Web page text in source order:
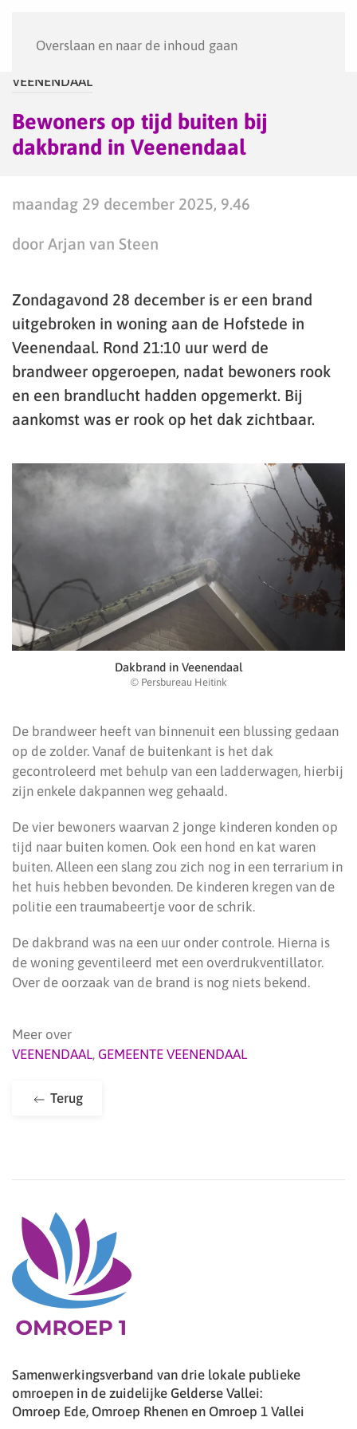
Overslaan en naar de inhoud gaan
VEENENDAAL
Bewoners op tijd buiten bij
dakbrand in Veenendaal
maandag 29 december 2025, 9.46
door Arjan van Steen
Zondagavond 28 december is er een brand
uitgebroken in woning aan de Hofstede in
Veenendaal. Rond 21:10 uur werd de
brandweer opgeroepen, nadat bewoners rook
en een brandlucht hadden opgemerkt. Bij
aankomst was er rook op het dak zichtbaar.
Dakbrand in Veenendaal
© Persbureau Heitink
De brandweer heeft van binnenuit een blussing gedaan
op de zolder. Vanaf de buitenkant is het dak
gecontroleerd met behulp van een ladderwagen, hierbij
zijn enkele dakpannen weg gehaald.
De vier bewoners waarvan 2 jonge kinderen konden op
tijd naar buiten komen. Ook een hond en kat waren
buiten. Alleen een slang zou zich nog in een terrarium in
het huis hebben bevonden. De kinderen kregen van de
politie een traumabeertje voor de schrik.
De dakbrand was na een uur onder controle. Hierna is
de woning geventileerd met een overdrukventillator.
Over de oorzaak van de brand is nog niets bekend.
Meer over
VEENENDAAL, GEMEENTE VEENENDAAL
Terug
Samenwerkingsverband van drie lokale publieke
omroepen in de zuidelijke Gelderse Vallei:
Omroep Ede, Omroep Rhenen en Omroep 1 Vallei